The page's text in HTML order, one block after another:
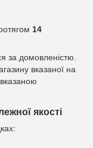
14
за домовленістю.
вказаної на
якості